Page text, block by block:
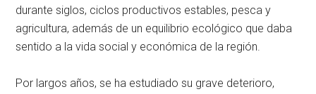
durante siglos, ciclos productivos estables, pesca y
agricultura, además de un equilibrio ecológico que daba
sentido a la vida social y económica de la región.
Por largos años, se ha estudiado su grave deterioro,